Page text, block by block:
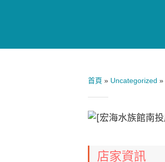
首頁 » Uncategorized »
店家資訊